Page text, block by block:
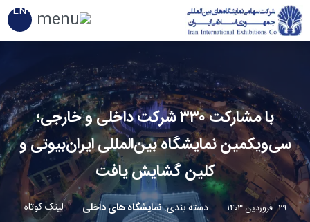
EN
با مشارکت ۳۳۰ شرکت داخلی و خارجی؛
سی‌و‌یکمین نمایشگاه بین‌المللی ایران‌بیوتی و
کلین گشایش یافت
۲۹ فروردین ۱۴۰۳ دسته بندی:نمایشگاه های داخلی لینک کوتاه